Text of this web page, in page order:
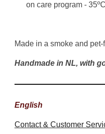
on care program -
Made in a smoke and
Handmade in NL, with
English
Contact & Customer